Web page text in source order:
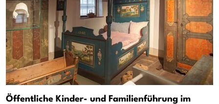
Öffentliche Kinder- und Familienführung im